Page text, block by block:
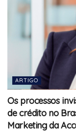
ARTIGO
Os processos
de crédito no
Marketing da